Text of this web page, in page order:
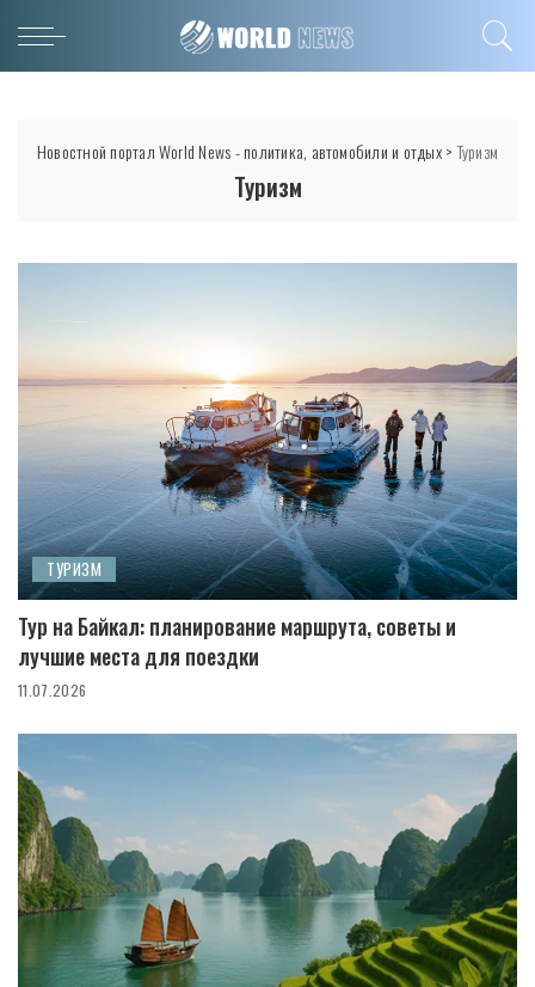
Новостной портал World News - политика, автомобили и отдых>Туризм
Туризм
ТУРИЗМ
Тур на Байкал: планирование маршрута, советы и
лучшие места для поездки
11.07.2026